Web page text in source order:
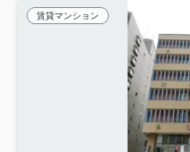
賃貸マンション